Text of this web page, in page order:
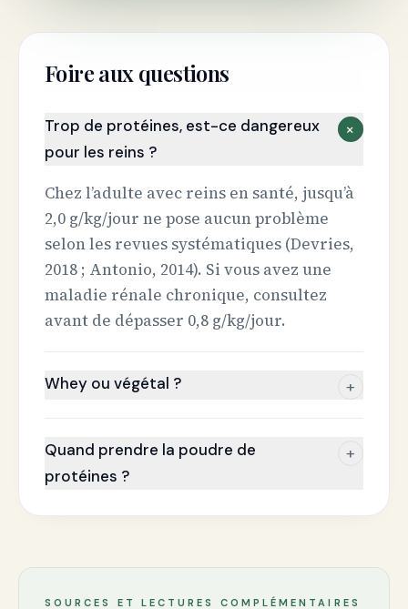
Foire aux questions
Trop de protéines, est-ce dangereux
pour les reins ?
+
Chez l’adulte avec reins en santé, jusqu’à
2,0 g/kg/jour ne pose aucun problème
selon les revues systématiques (Devries,
2018 ; Antonio, 2014). Si vous avez une
maladie rénale chronique, consultez
avant de dépasser 0,8 g/kg/jour.
Whey ou végétal ? +
Quand prendre la poudre de
protéines ?
+
SOURCES ET LECTURES COMPLÉMENTAIRES